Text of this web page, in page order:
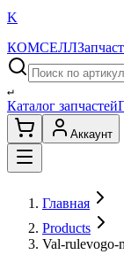
K
КОМСЕЛЛ
↵
Каталог запчастей
Аккаунт
Главная
Products
Val-rulevogo-